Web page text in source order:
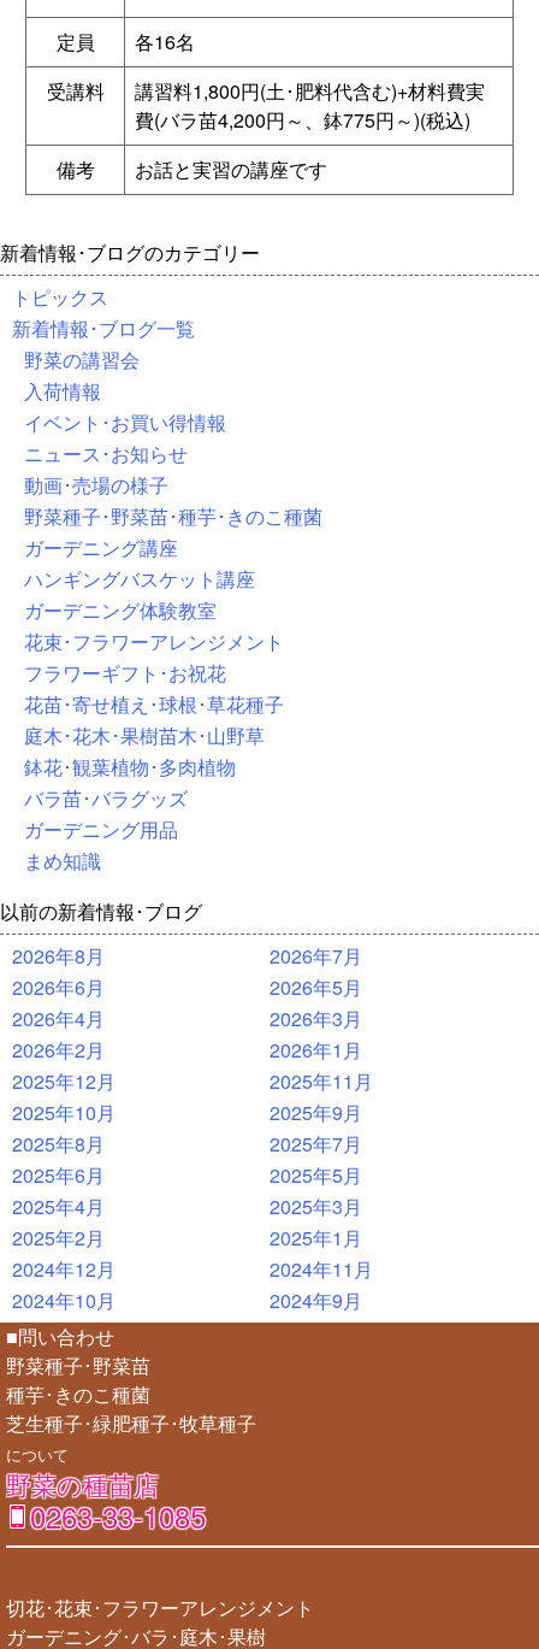
定員
各16名
受講料
講習料1,800円(土･肥料代含む)+材料費実
費(バラ苗4,200円～、鉢775円～)(税込)
備考
お話と実習の講座です
新着情報･ブログのカテゴリー
トピックス
新着情報･ブログ一覧
野菜の講習会
入荷情報
イベント･お買い得情報
ニュース･お知らせ
動画･売場の様子
野菜種子･野菜苗･種芋･きのこ種菌
ガーデニング講座
ハンギングバスケット講座
ガーデニング体験教室
花束･フラワーアレンジメント
フラワーギフト･お祝花
花苗･寄せ植え･球根･草花種子
庭木･花木･果樹苗木･山野草
鉢花･観葉植物･多肉植物
バラ苗･バラグッズ
ガーデニング用品
まめ知識
以前の新着情報･ブログ
2026年8月
2026年7月
2026年6月
2026年5月
2026年4月
2026年3月
2026年2月
2026年1月
2025年12月
2025年11月
2025年10月
2025年9月
2025年8月
2025年7月
2025年6月
2025年5月
2025年4月
2025年3月
2025年2月
2025年1月
2024年12月
2024年11月
2024年10月
2024年9月
■問い合わせ
野菜種子･野菜苗
種芋･きのこ種菌
芝生種子･緑肥種子･牧草種子
について
野菜の種苗店
0263-33-1085
切花･花束･フラワーアレンジメント
ガーデニング･バラ･庭木･果樹